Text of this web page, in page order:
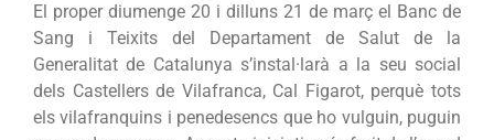
El proper diumenge 20 i dilluns 21 de març el Banc de
Sang i Teixits del Departament de Salut de la
Generalitat de Catalunya s’instal·larà a la seu social
dels Castellers de Vilafranca, Cal Figarot, perquè tots
els vilafranquins i penedesencs que ho vulguin, puguin